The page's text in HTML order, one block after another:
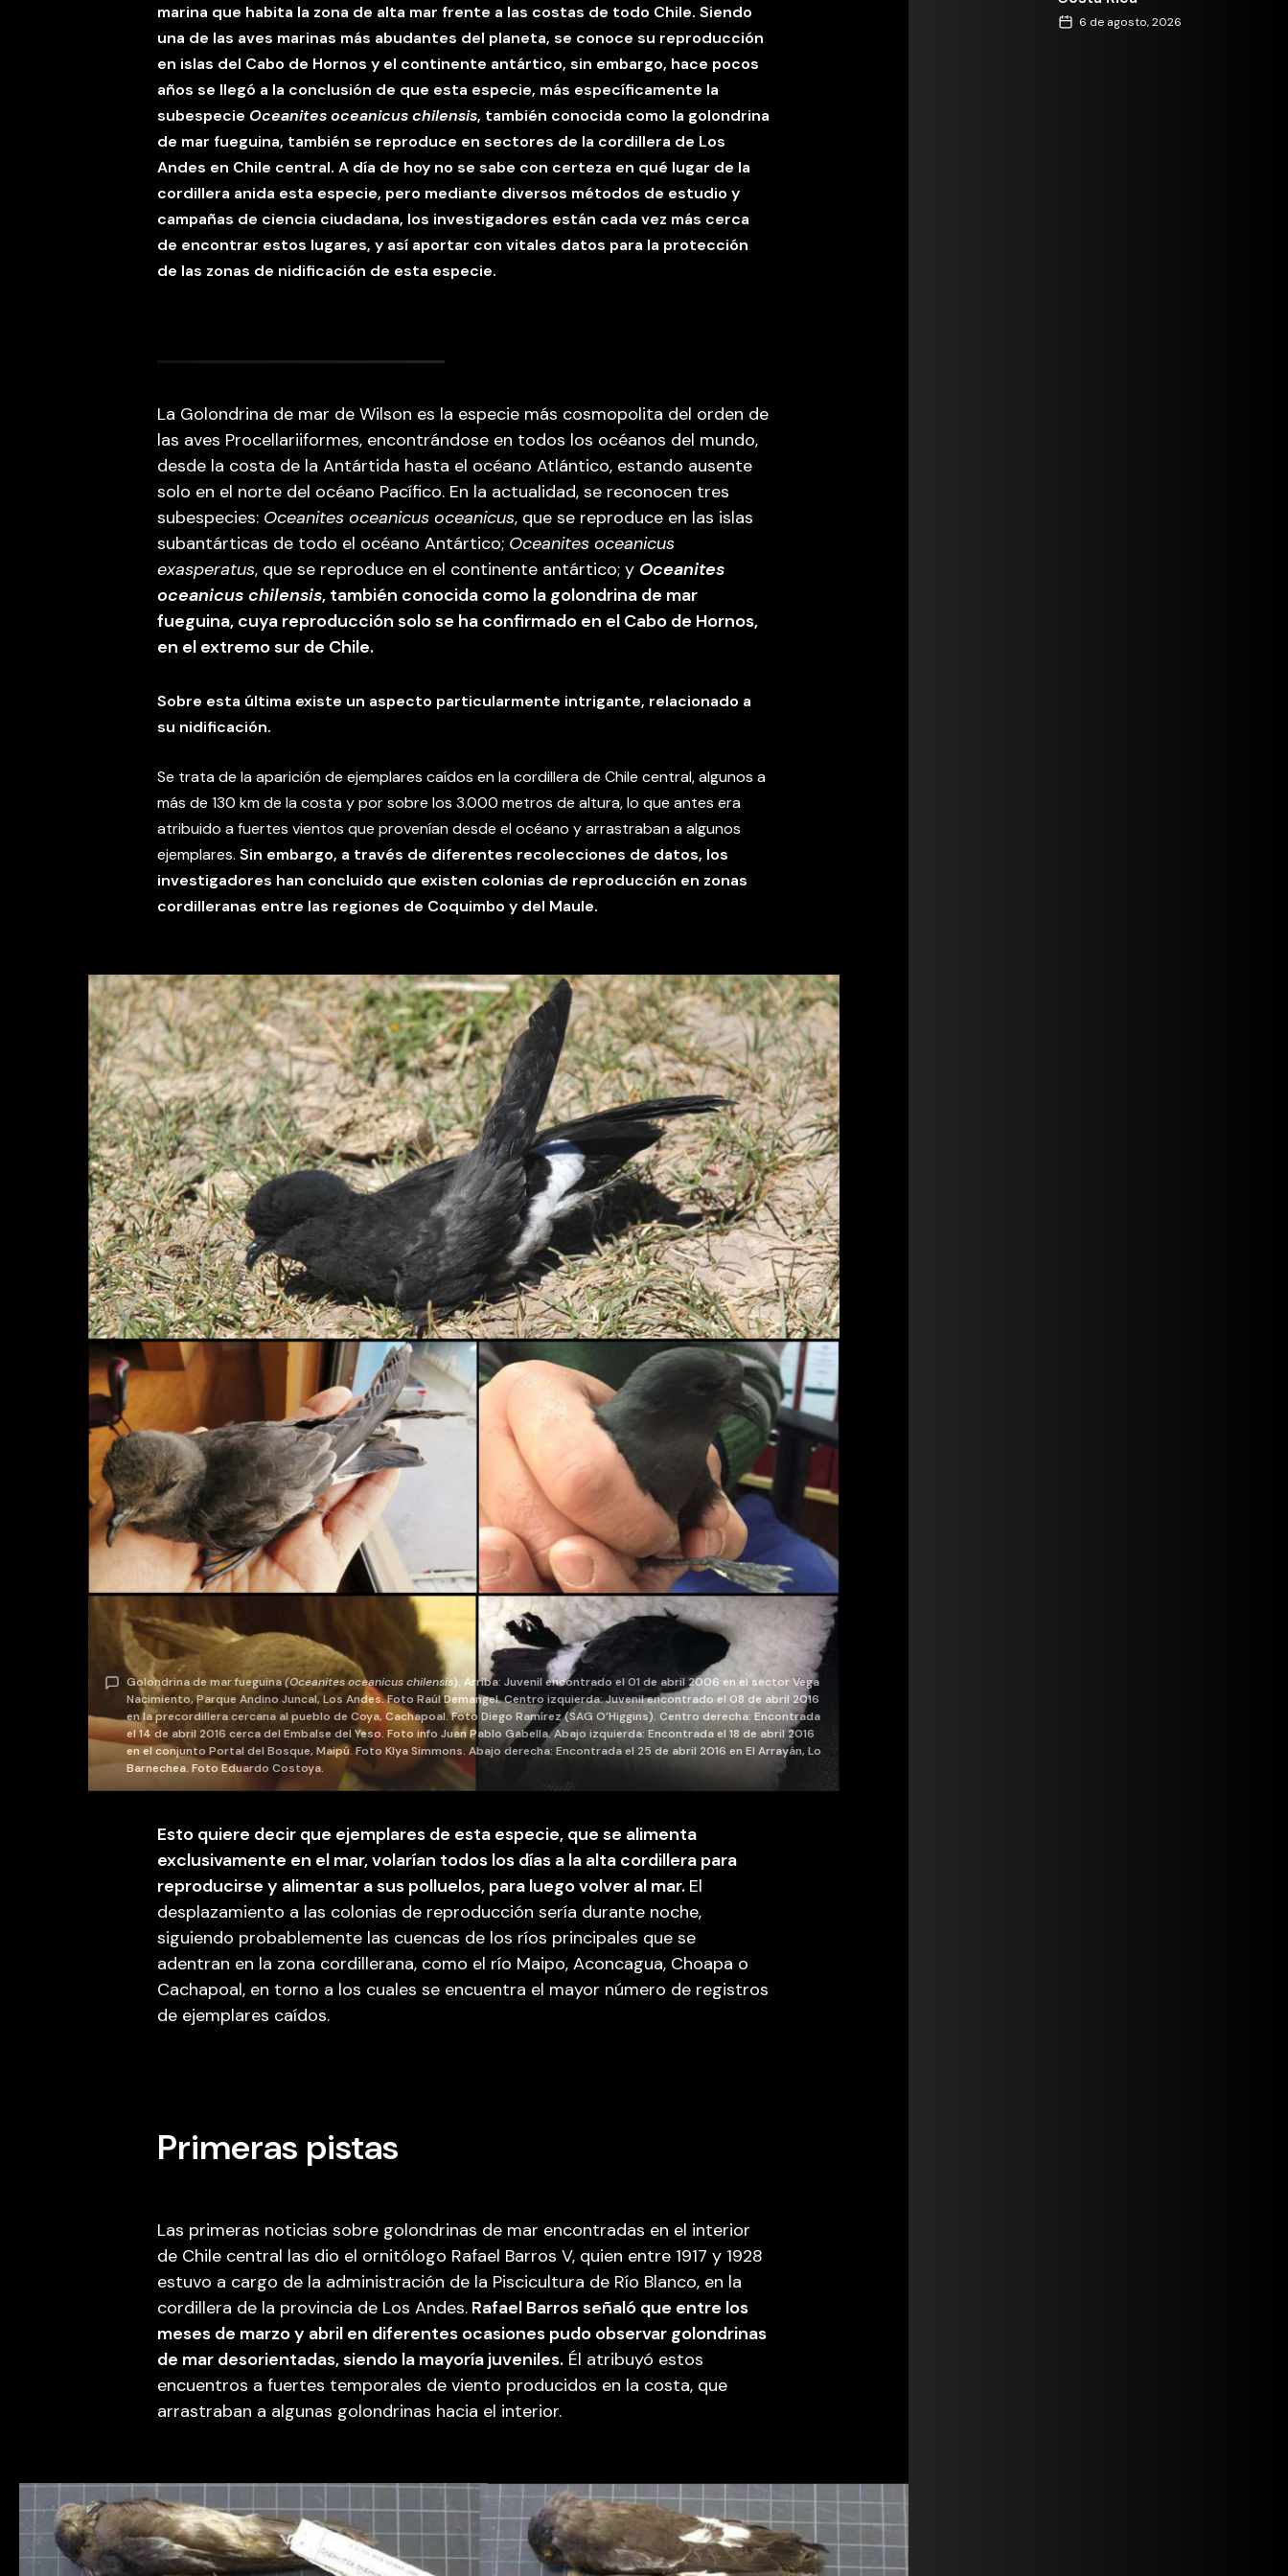
marina que habita la zona de alta mar frente a las costas de todo Chile. Siendo
una de las aves marinas más abudantes del planeta, se conoce su reproducción
en islas del Cabo de Hornos y el continente antártico, sin embargo, hace pocos
años se llegó a la conclusión de que esta especie, más específicamente la
subespecie Oceanites oceanicus chilensis, también conocida como la golondrina
de mar fueguina, también se reproduce en sectores de la cordillera de Los
Andes en Chile central. A día de hoy no se sabe con certeza en qué lugar de la
cordillera anida esta especie, pero mediante diversos métodos de estudio y
campañas de ciencia ciudadana, los investigadores están cada vez más cerca
de encontrar estos lugares, y así aportar con vitales datos para la protección
de las zonas de nidificación de esta especie.
La Golondrina de mar de Wilson es la especie más cosmopolita del orden de
las aves Procellariiformes, encontrándose en todos los océanos del mundo,
desde la costa de la Antártida hasta el océano Atlántico, estando ausente
solo en el norte del océano Pacífico. En la actualidad, se reconocen tres
subespecies: Oceanites oceanicus oceanicus, que se reproduce en las islas
subantárticas de todo el océano Antártico; Oceanites oceanicus
exasperatus, que se reproduce en el continente antártico; y Oceanites
oceanicus chilensis, también conocida como la golondrina de mar
fueguina, cuya reproducción solo se ha confirmado en el Cabo de Hornos,
en el extremo sur de Chile.
Sobre esta última existe un aspecto particularmente intrigante, relacionado a
su nidificación.
Se trata de la aparición de ejemplares caídos en la cordillera de Chile central, algunos a
más de 130 km de la costa y por sobre los 3.000 metros de altura, lo que antes era
atribuido a fuertes vientos que provenían desde el océano y arrastraban a algunos
ejemplares. Sin embargo, a través de diferentes recolecciones de datos, los
investigadores han concluido que existen colonias de reproducción en zonas
cordilleranas entre las regiones de Coquimbo y del Maule.
Golondrina de mar fueguina(Oceanites oceanicus chilensis). Arriba: Juvenil encontrado el 01 de abril 2006 en el sector Vega
Nacimiento, Parque Andino Juncal, Los Andes. Foto Raúl Demangel. Centro izquierda: Juvenil encontrado el 08 de abril 2016
en la precordillera cercana al pueblo de Coya, Cachapoal. Foto Diego Ramírez (SAG O’Higgins). Centro derecha: Encontrada
el 14 de abril 2016 cerca del Embalse del Yeso. Foto info Juan Pablo Gabella. Abajo izquierda: Encontrada el 18 de abril 2016
en el conjunto Portal del Bosque, Maipú. Foto Klya Simmons. Abajo derecha: Encontrada el 25 de abril 2016 en El Arrayán, Lo
Barnechea. Foto Eduardo Costoya.
Esto quiere decir que ejemplares de esta especie, que se alimenta
exclusivamente en el mar, volarían todos los días a la alta cordillera para
reproducirse y alimentar a sus polluelos, para luego volver al mar. El
desplazamiento a las colonias de reproducción sería durante noche,
siguiendo probablemente las cuencas de los ríos principales que se
adentran en la zona cordillerana, como el río Maipo, Aconcagua, Choapa o
Cachapoal, en torno a los cuales se encuentra el mayor número de registros
de ejemplares caídos.
Primeras pistas
Las primeras noticias sobre golondrinas de mar encontradas en el interior
de Chile central las dio el ornitólogo Rafael Barros V, quien entre 1917 y 1928
estuvo a cargo de la administración de la Piscicultura de Río Blanco, en la
cordillera de la provincia de Los Andes. Rafael Barros señaló que entre los
meses de marzo y abril en diferentes ocasiones pudo observar golondrinas
de mar desorientadas, siendo la mayoría juveniles. Él atribuyó estos
encuentros a fuertes temporales de viento producidos en la costa, que
arrastraban a algunas golondrinas hacia el interior.
6 de agosto, 2026